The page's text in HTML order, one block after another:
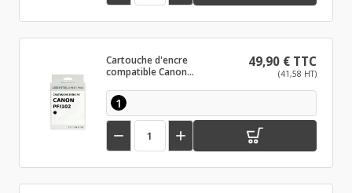
Cartouche d'encre
compatible Canon
49,90 € TTC
(41,58 HT)
1
 